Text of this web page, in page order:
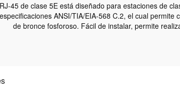
45 de clase 5E está diseñado para estaciones de
ANSI/TIA/EIA-568 C.2, el cual
de bronce fosforoso. Fácil de instalar, permite